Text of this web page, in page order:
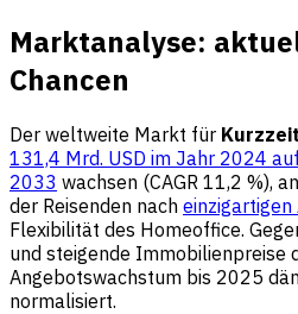
Marktanalyse:
Chancen
Der weltweite Markt für
131,4 Mrd. USD im Jahr 2024
2033 wachsen (CAGR 11,2 %),
der Reisenden nach
Flexibilität des Homeoffice.
und steigende Immobilienpreise
Angebotswachstum bis 2025
normalisiert.